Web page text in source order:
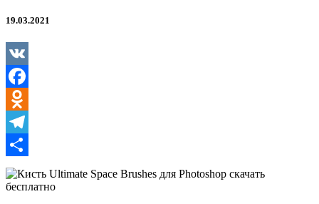
для
19.03.2021
VK
Facebook
Odnoklassniki
Telegram
Отправить